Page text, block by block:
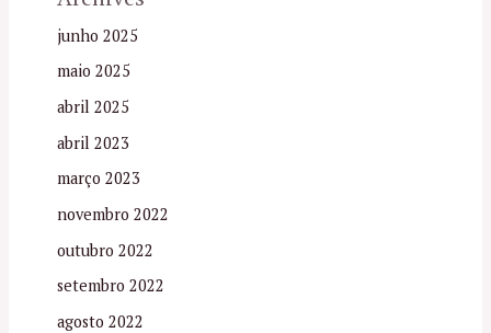
junho 2025
maio 2025
abril 2025
abril 2023
março 2023
novembro 2022
outubro 2022
setembro 2022
agosto 2022